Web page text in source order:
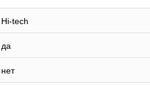
Hi-tech
да
нет